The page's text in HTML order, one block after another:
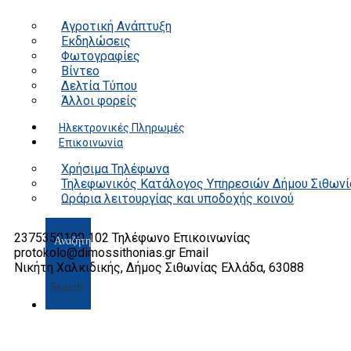
Αγροτική Ανάπτυξη
Εκδηλώσεις
Φωτογραφίες
Βίντεο
Δελτία Τύπου
Άλλοι φορείς
Ηλεκτρονικές Πληρωμές
Επικοινωνία
Χρήσιμα Τηλέφωνα
Τηλεφωνικός Κατάλογος Υπηρεσιών Δήμου
Ωράρια λειτουργίας και υποδοχής κοινού
Search
2375350100 102 Τηλέφωνο Επικοινωνίας
protokolo@dimossithonias.gr Email
Νικήτη Χαλκιδικής, Δήμος Σιθωνίας Ελλάδα, 63088